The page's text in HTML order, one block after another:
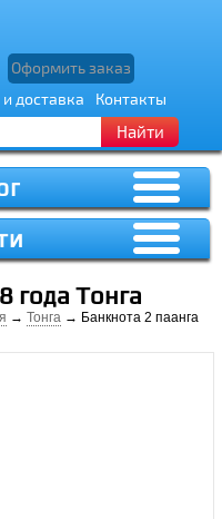
доставка Контакты
Найти
Оформить заказ
года Тонга
→Тонга → Банкнота 2 паанга